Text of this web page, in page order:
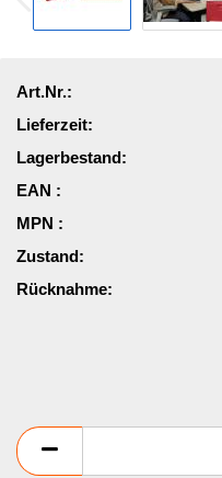
Art.Nr.:
Lieferzeit:
Lagerbestand:
EAN :
MPN :
Zustand:
Rücknahme: